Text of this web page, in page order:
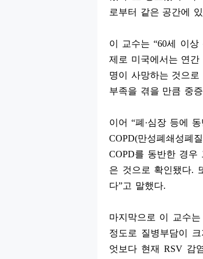
로부터 같은 공간에
이 교수는“60세 이상
제로 미국에서는 연간
명이 사망하는 것으로
부족을 겪을 만큼 중
이어 “폐 ·심장 등에
COPD(만성폐쇄성폐
COPD를 동반한 경우
은 것으로 확인됐다.
다”고 말했다.
마지막으로 이 교수는
정도로 질병부담이 크
엇보다 현재 RSV 감